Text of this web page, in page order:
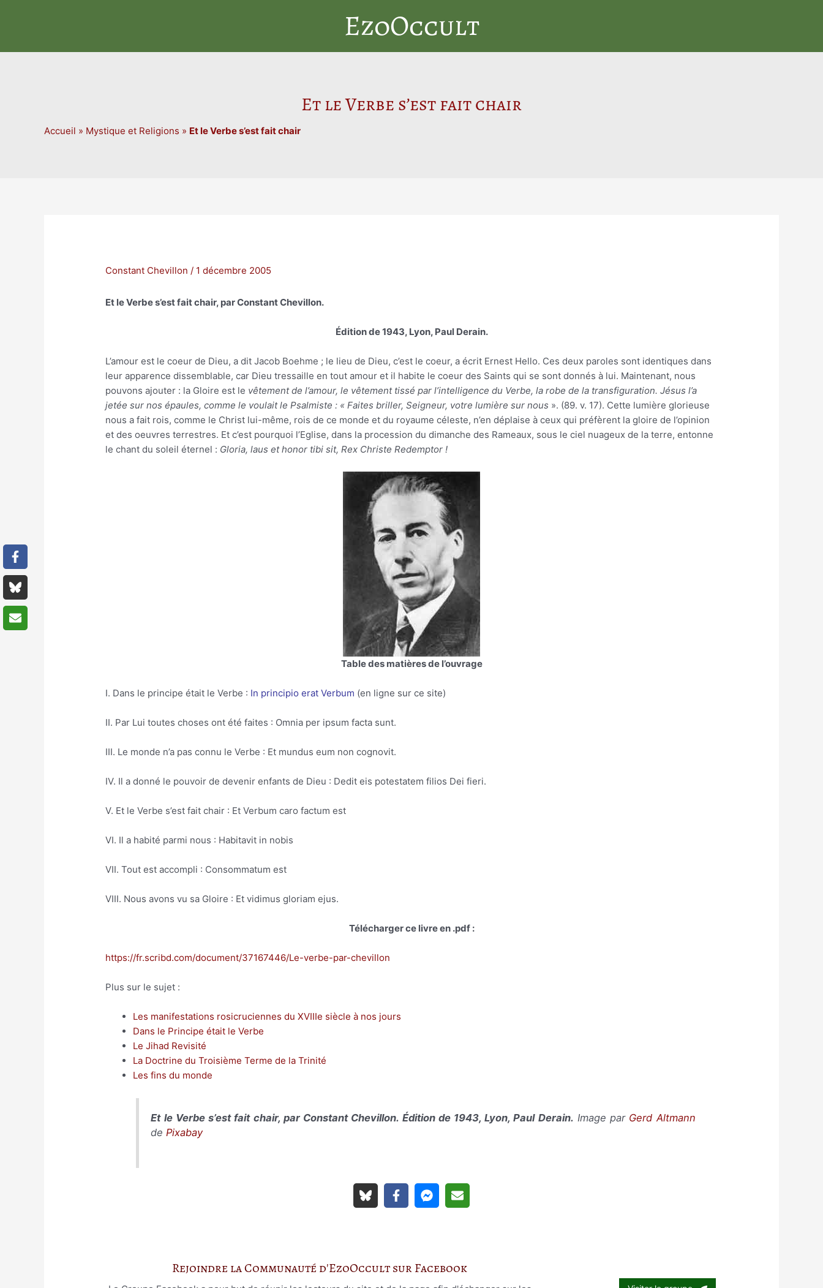
EzoOccult
Et le Verbe s’est fait chair
Accueil » Mystique et Religions » Et le Verbe s’est fait chair
Constant Chevillon / 1 décembre 2005
Et le Verbe s’est fait chair, par Constant Chevillon.
Édition de 1943, Lyon, Paul Derain.
L’amour est le coeur de Dieu, a dit Jacob Boehme ; le lieu de Dieu, c’est le coeur, a écrit Ernest Hello. Ces deux paroles sont identiques dans
leur apparence dissemblable, car Dieu tressaille en tout amour et il habite le coeur des Saints qui se sont donnés à lui. Maintenant, nous
pouvons ajouter : la Gloire est le vêtement de l’amour, le vêtement tissé par l’intelligence du Verbe, la robe de la transfiguration. Jésus l’a
jetée sur nos épaules, comme le voulait le Psalmiste : « Faites briller, Seigneur, votre lumière sur nous ». (89. v. 17). Cette lumière glorieuse
nous a fait rois, comme le Christ lui-même, rois de ce monde et du royaume céleste, n’en déplaise à ceux qui préfèrent la gloire de l’opinion
et des oeuvres terrestres. Et c’est pourquoi l’Eglise, dans la procession du dimanche des Rameaux, sous le ciel nuageux de la terre, entonne
le chant du soleil éternel : Gloria, laus et honor tibi sit, Rex Christe Redemptor !
Table des matières de l’ouvrage
I. Dans le principe était le Verbe : In principio erat Verbum (en ligne sur ce site)
II. Par Lui toutes choses ont été faites : Omnia per ipsum facta sunt.
III. Le monde n’a pas connu le Verbe : Et mundus eum non cognovit.
IV. Il a donné le pouvoir de devenir enfants de Dieu : Dedit eis potestatem filios Dei fieri.
V. Et le Verbe s’est fait chair : Et Verbum caro factum est
VI. Il a habité parmi nous : Habitavit in nobis
VII. Tout est accompli : Consommatum est
VIII. Nous avons vu sa Gloire : Et vidimus gloriam ejus.
Télécharger ce livre en .pdf :
https://fr.scribd.com/document/37167446/Le-verbe-par-chevillon
Plus sur le sujet :
Les manifestations rosicruciennes du XVIIIe siècle à nos jours
Dans le Principe était le Verbe
Le Jihad Revisité
La Doctrine du Troisième Terme de la Trinité
Les fins du monde
Et le Verbe s’est fait chair, par Constant Chevillon. Édition de 1943, Lyon, Paul Derain. Image par Gerd Altmann
dePixabay
Rejoindre la Communauté d'EzoOccult sur Facebook